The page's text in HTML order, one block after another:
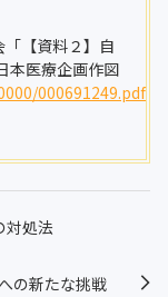
【資料２】自
本医療企画作図
000691249.pdf
対処法
の新たな挑戦